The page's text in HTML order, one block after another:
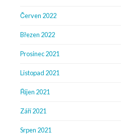
Červen 2022
Březen 2022
Prosinec 2021
Listopad 2021
Říjen 2021
Září 2021
Srpen 2021